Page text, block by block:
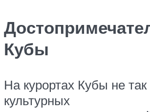
Кубы
На курортах Кубы не так
культурных